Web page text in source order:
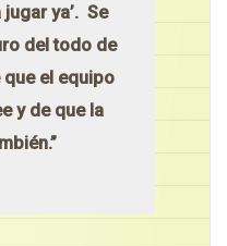
ya’. Se
del todo de
el equipo
y de que la